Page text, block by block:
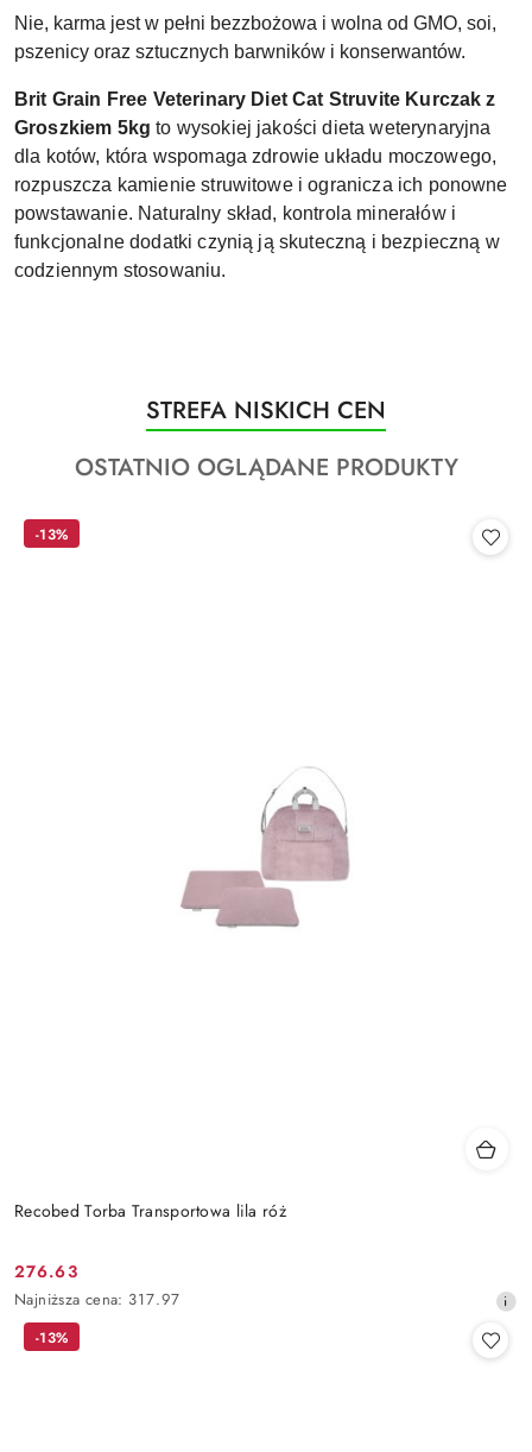
Nie, karma jest w pełni bezzbożowa i wolna od GMO, soi,
pszenicy oraz sztucznych barwników i konserwantów.
Brit Grain Free Veterinary Diet Cat Struvite Kurczak z
Groszkiem 5kg to wysokiej jakości dieta weterynaryjna
dla kotów, która wspomaga zdrowie układu moczowego,
rozpuszcza kamienie struwitowe i ogranicza ich ponowne
powstawanie. Naturalny skład, kontrola minerałów i
funkcjonalne dodatki czynią ją skuteczną i bezpieczną w
codziennym stosowaniu.
Pomiń karuzelę produktów
Produkty
o
statusie:
STREFA NISKICH CEN
Produkty
statusie:
OSTATNIO OGLĄDANE PRODUKTY
Recobed Torba Transportowa lila róż
Cena
promocyjna:
276.63
Najniższa
cena
Najniższa cena: 317.97
-13%
-13%